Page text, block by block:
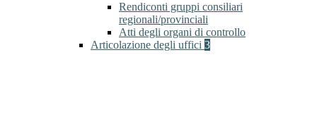
Rendiconti gruppi consiliari
regionali/provinciali
Atti degli organi di controllo
Articolazione degli uffici 3